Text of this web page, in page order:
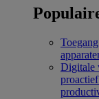
Digitale